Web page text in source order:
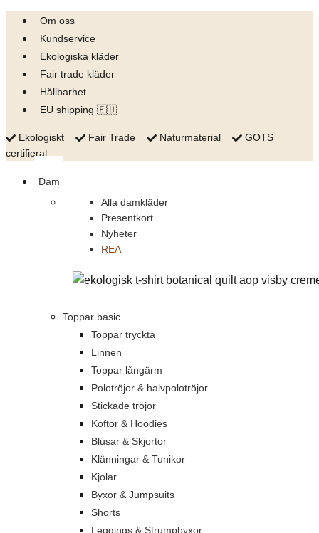
Skip
content
Om oss
Kundservice
Ekologiska kläder
Fair trade kläder
Hållbarhet
EU shipping 🇪🇺
Ekologiskt Fair Trade Naturmaterial
GOTS
certifierat
Dam
Alla damkläder
Presentkort
Nyheter
REA
Toppar basic
Toppar tryckta
Linnen
Toppar långärm
Polotröjor & halvpolotröjor
Stickade tröjor
Koftor & Hoodies
Blusar & Skjortor
Klänningar & Tunikor
Kjolar
Byxor & Jumpsuits
Shorts
Leggings & Strumpbyxor